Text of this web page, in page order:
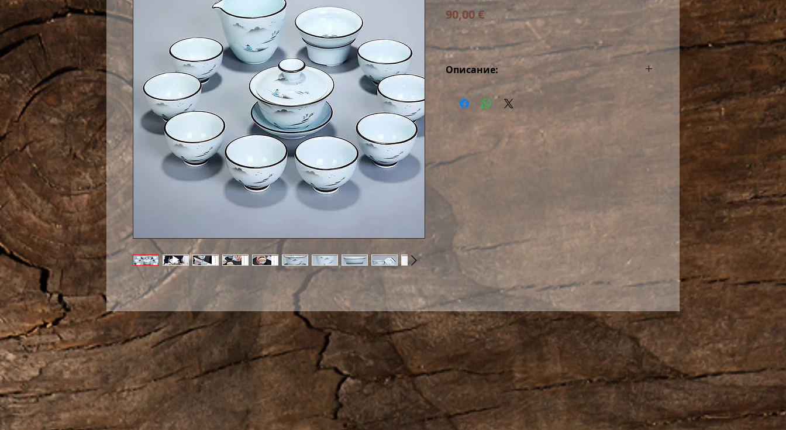
90,00 €Цена
Описание:
Оригинальный набор посуды для
заваривания чая и чайной церемонии.
Выполнен из фарфора средней толщины,
покрытого селадоновой глазурью нежно-
голубого оттенка оригинально оформлен
китайской росписью,.
— гайвань
— пиалы 8 шт
— подставка под сито;
— сито с мелкоячеистым металическим
фильтром;
+ Подарочная картонная коробка.
+ Подарочная сумка